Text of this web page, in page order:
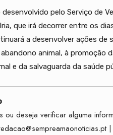
pelo Serviço de
que irá decorrer entre os
a desenvolver ações de
animal, à promoção
e da salvaguarda da saúde
ou deseja verificar alguma